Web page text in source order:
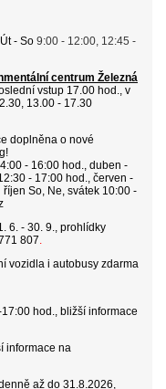
- So 9:00 - 12:00, 12:45 -
centrum Železná
vstup 17.00 hod., v
13.00 - 17.30
doplněna o nové
- 16:00 hod
duben -
- 17:00 hod., červen -
So, Ne, svátek 10:00 -
6. - 30. 9., prohlídky
807
vozidla i autobusy zdarma
hod., bližší informace
informace na
až do 31.8.2026